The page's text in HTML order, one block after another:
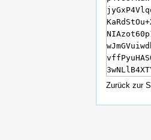
Zurück zur